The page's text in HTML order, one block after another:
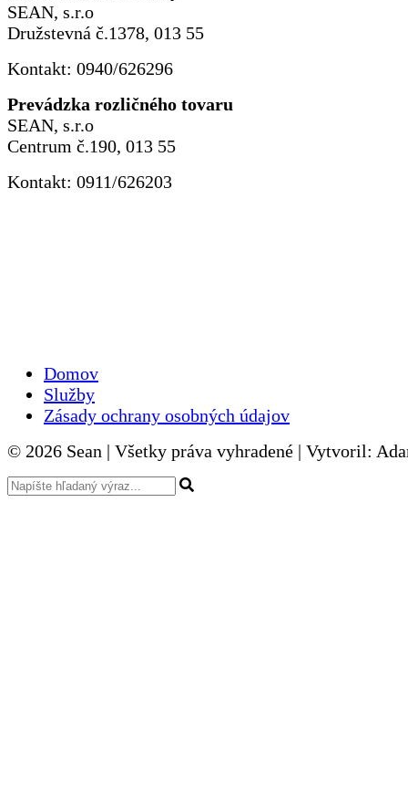
SEAN, s.r.o
Družstevná č.1378, 013 55
Kontakt: 0940/626296
Prevádzka rozličného tovaru
SEAN, s.r.o
Centrum č.190, 013 55
Kontakt: 0911/626203
Domov
Služby
Zásady ochrany osobných údajov
© 2026 Sean | Všetky práva vyhradené | Vytvoril: